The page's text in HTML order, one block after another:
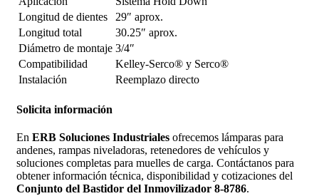
Longitud de dientes
29″ aprox.
Longitud total
30.25″ aprox.
Diámetro de montaje 3/4″
Compatibilidad
Kelley-Serco® y Serco®
Instalación
Reemplazo directo
Solicita información
En ERB Soluciones Industriales ofrecemos lámparas para
andenes, rampas niveladoras, retenedores de vehículos y
soluciones completas para muelles de carga. Contáctanos para
obtener información técnica, disponibilidad y cotizaciones del
Conjunto del Bastidor del Inmovilizador 8-8786.